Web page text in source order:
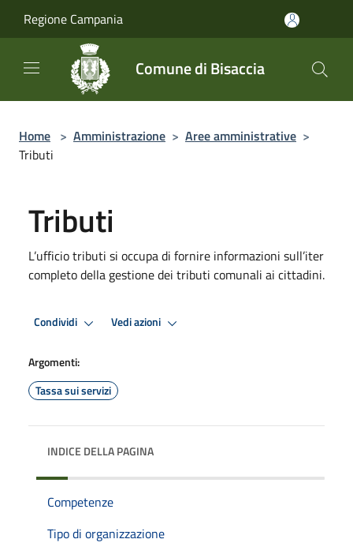
Regione Campania
Comune di Bisaccia
Home > Amministrazione > Aree amministrative >
Tributi
Tributi
L’ufficio tributi si occupa di fornire informazioni sull’iter
completo della gestione dei tributi comunali ai cittadini.
Condividi Vedi azioni
Argomenti:
Tassa sui servizi
INDICE DELLA PAGINA
Competenze
Tipo di organizzazione